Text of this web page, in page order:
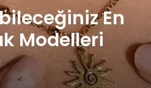
Düzgün Bir
Önlemler